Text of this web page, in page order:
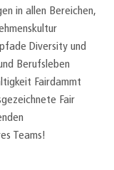
in allen Bereichen,
Diversity und
Berufsleben
Fairdammt
Fair
Teams!